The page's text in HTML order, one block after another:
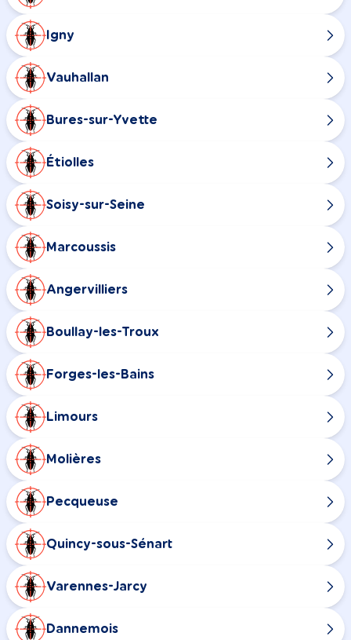
Igny
Vauhallan
Bures-sur-Yvette
Étiolles
Soisy-sur-Seine
Marcoussis
Angervilliers
Boullay-les-Troux
Forges-les-Bains
Limours
Molières
Pecqueuse
Quincy-sous-Sénart
Varennes-Jarcy
Dannemois